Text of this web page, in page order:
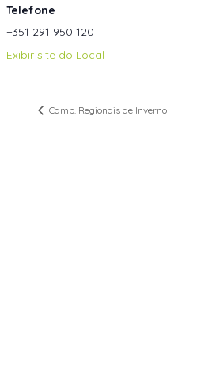
Telefone
+351 291 950 120
Exibir site do Local
Camp. Regionais de Inverno